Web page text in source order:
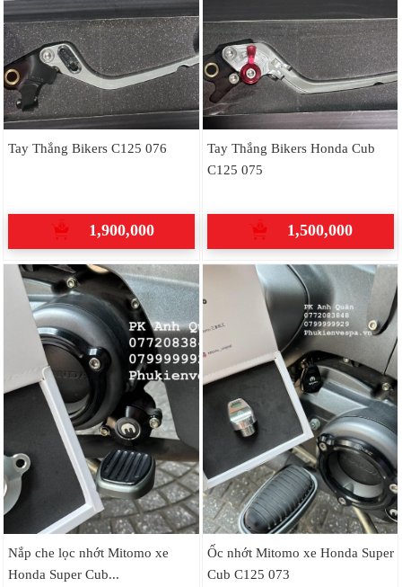
Tay Thắng Bikers C125 076
1,900,000
Tay Thắng Bikers Honda Cub
C125 075
1,500,000
Nắp che lọc nhớt Mitomo xe
Honda Super Cub...
Ốc nhớt Mitomo xe Honda Super
Cub C125 073